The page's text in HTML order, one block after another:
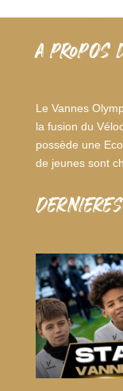
A PROPOS
Le Vannes
la fusion du
possède une
de jeunes sont